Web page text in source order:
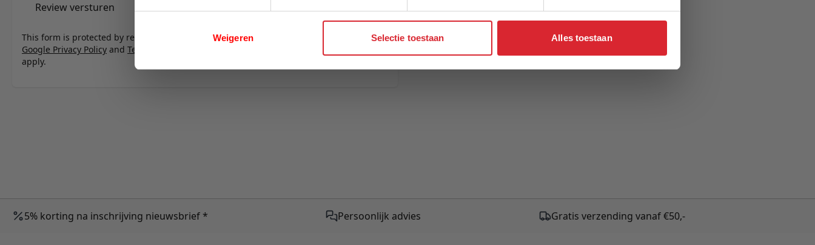
Weigeren Selectie toestaan Alles toestaan
Review versturen
This form is protected by reCAPTCHA - the
Google Privacy Policy and Terms of Service
apply.
5% korting na inschrijving nieuwsbrief * Persoonlijk advies Gratis verzending vanaf €50,-